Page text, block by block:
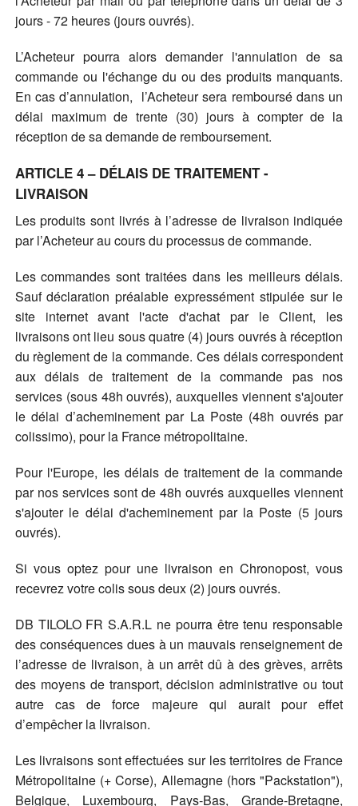
jours - 72 heures (jours ouvrés).
L’Acheteur pourra alors demander l'annulation de sa
commande ou l'échange du ou des produits manquants.
En cas d’annulation, l’Acheteur sera remboursé dans un
délai maximum de trente (30) jours à compter de la
réception de sa demande de remboursement.
ARTICLE 4 – DÉLAIS DE TRAITEMENT -
LIVRAISON
Les produits sont livrés à l’adresse de livraison indiquée
par l’Acheteur au cours du processus de commande.
Les commandes sont traitées dans les meilleurs délais.
Sauf déclaration préalable expressément stipulée sur le
site internet avant l'acte d'achat par le Client, les
livraisons ont lieu sous quatre (4) jours ouvrés à réception
du règlement de la commande. Ces délais correspondent
aux délais de traitement de la commande pas nos
services (sous 48h ouvrés), auxquelles viennent s'ajouter
le délai d’acheminement par La Poste (48h ouvrés par
colissimo), pour la France métropolitaine.
Pour l'Europe, les délais de traitement de la commande
par nos services sont de 48h ouvrés auxquelles viennent
s'ajouter le délai d'acheminement par la Poste (5 jours
ouvrés).
Si vous optez pour une livraison en Chronopost, vous
recevrez votre colis sous deux (2) jours ouvrés.
DB TILOLO FR S.A.R.L ne pourra être tenu responsable
des conséquences dues à un mauvais renseignement de
l’adresse de livraison, à un arrêt dû à des grèves, arrêts
des moyens de transport, décision administrative ou tout
autre cas de force majeure qui aurait pour effet
d’empêcher la livraison.
Les livraisons sont effectuées sur les territoires de France
Métropolitaine (+ Corse), Allemagne (hors "Packstation"),
Belgique, Luxembourg, Pays-Bas, Grande-Bretagne,